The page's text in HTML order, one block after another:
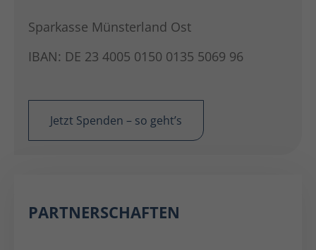
Sparkasse Münsterland Ost
IBAN: DE 23 4005 0150 0135 5069 96
Jetzt Spenden – so geht’s
PARTNERSCHAFTEN